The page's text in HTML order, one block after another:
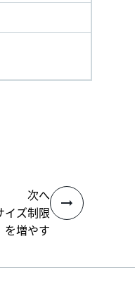
次へ
イズ制限
を増やす